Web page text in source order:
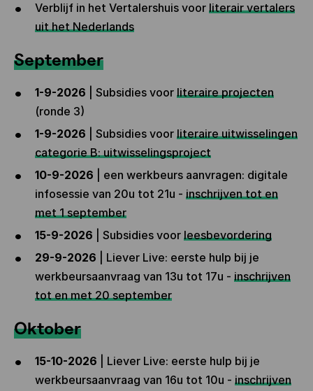
Verblijf in het Vertalershuis voor literair vertalers
uit het Nederlands
September
1-9-2026 | Subsidies voor literaire projecten
(ronde 3)
1-9-2026
| Subsidies voor literaire uitwisselingen
categorie B: uitwisselingsproject
10-9-2026 | een werkbeurs aanvragen: digitale
infosessie van 20u tot 21u - inschrijven tot en
met 1 september
15-9-2026
Subsidies voor leesbevordering
29-9-2026 | Liever Live: eerste hulp bij je
werkbeursaanvraag van 13u tot 17u - inschrijven
tot en met 20 september
Oktober
15-10-2026 | Liever Live: eerste hulp bij je
werkbeursaanvraag van 16u tot 10u - inschrijven